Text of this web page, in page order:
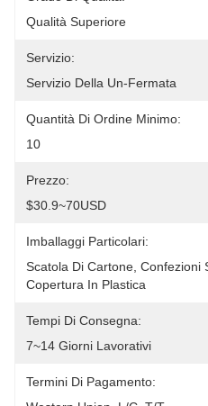
Qualità Superiore
Servizio:
Servizio Della Un-Fermata
Quantità Di Ordine Minimo:
10
Prezzo:
$30.9~70USD
Imballaggi Particolari:
Scatola Di Cartone, Confezioni
Copertura In Plastica
Tempi Di Consegna:
7~14 Giorni Lavorativi
Termini Di Pagamento: